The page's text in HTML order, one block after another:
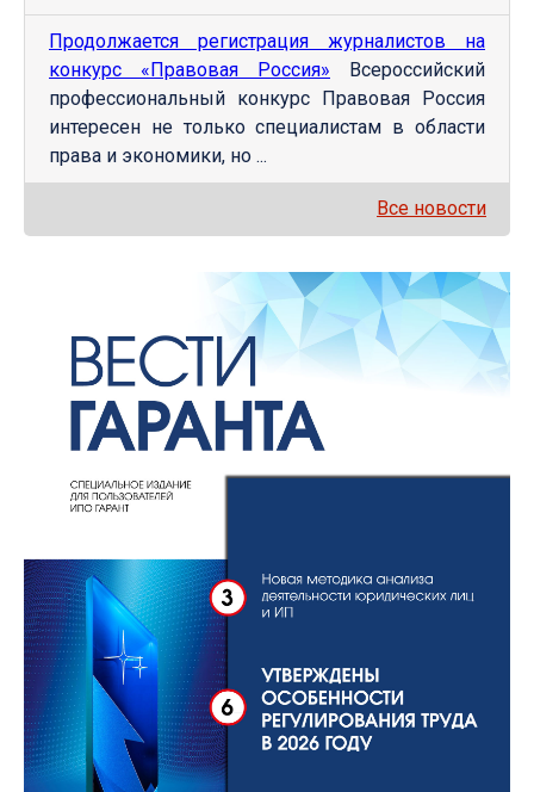
Продолжается регистрация журналистов на
конкурс «Правовая Россия» Всероссийский
профессиональный конкурс Правовая Россия
интересен не только специалистам в области
права и экономики, но ...
Все новости